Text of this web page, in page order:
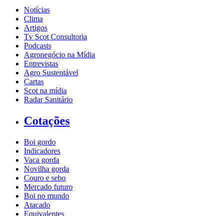
Notícias
Clima
Artigos
Tv Scot Consultoria
Podcasts
Agronegócio na Mídia
Entrevistas
Agro Sustentável
Cartas
Scot na mídia
Radar Sanitário
Cotações
Boi gordo
Indicadores
Vaca gorda
Novilha gorda
Couro e sebo
Mercado futuro
Boi no mundo
Atacado
Equivalentes